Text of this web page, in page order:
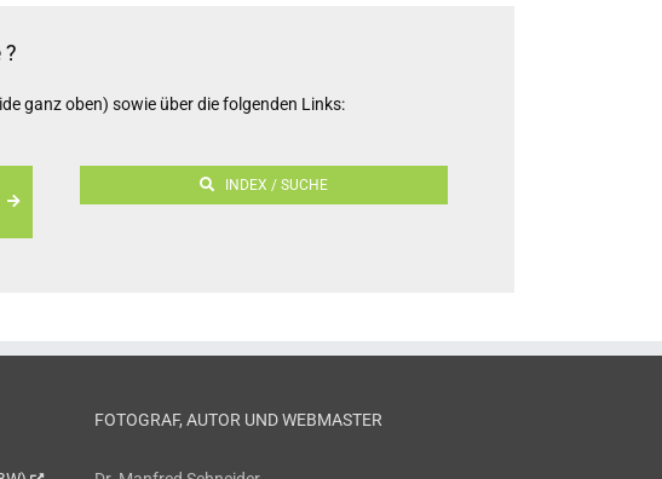
ganz oben) sowie über die folgenden Links:
INDEX / SUCHE
FOTOGRAF, AUTOR UND WEBMASTER